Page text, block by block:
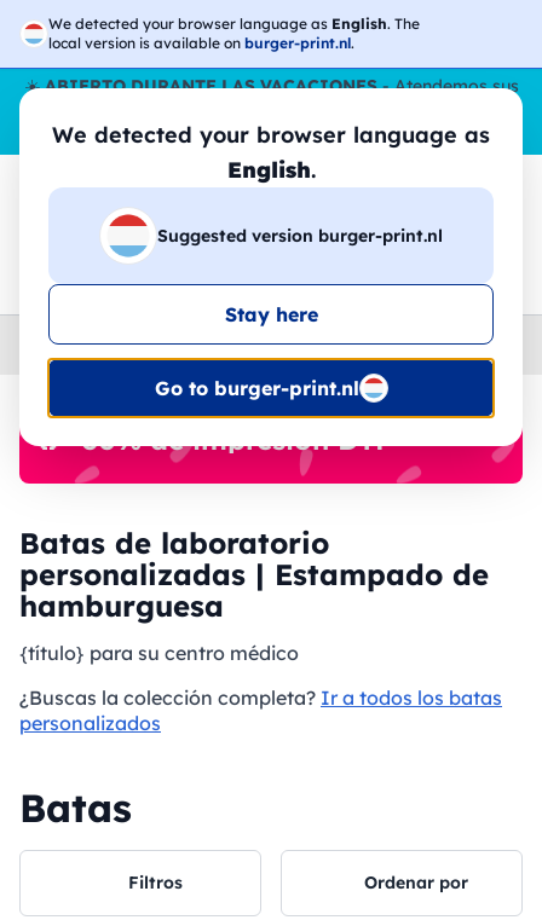
We detected your browser language as English. The
local version is available on burger-print.nl.
We detected your browser language as
English.
Suggested version burger-print.nl
Stay here
Go to burger-print.nl
☀️ABIERTO DURANTE LAS VACACIONES- Atendemos sus
pedidos durante todo el verano, incluso en agosto.
Sin parar
😎🌴
🔎
Home › Batas › mujer
🔥 -30% de impresión DTF
Batas de laboratorio
personalizadas | Estampado de
hamburguesa
{título} para su centro médico
¿Buscas la colección completa? Ir a todos los batas
personalizados
Batas
Filtros Ordenar por